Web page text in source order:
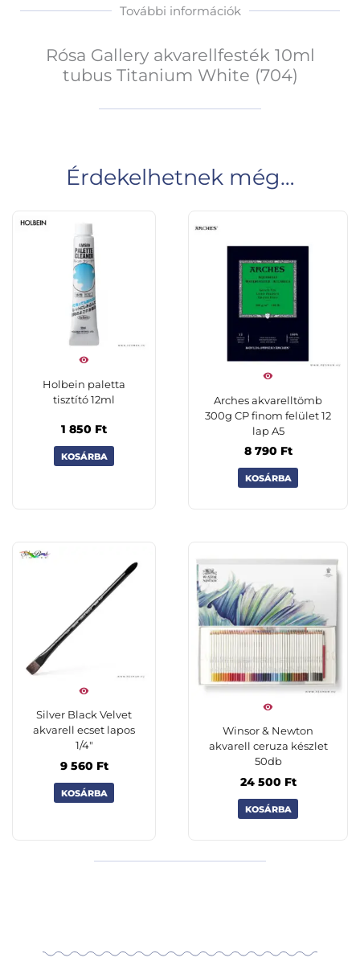
További információk
Rósa Gallery akvarellfesték 10ml
tubus Titanium White (704)
Érdekelhetnek még…
Holbein paletta
tisztító 12ml
1 850 Ft
KOSÁRBA
Arches akvarelltömb
300g CP finom felület 12
lap A5
8 790 Ft
KOSÁRBA
Silver Black Velvet
akvarell ecset lapos
1/4″
9 560 Ft
KOSÁRBA
Winsor & Newton
akvarell ceruza készlet
50db
24 500 Ft
KOSÁRBA